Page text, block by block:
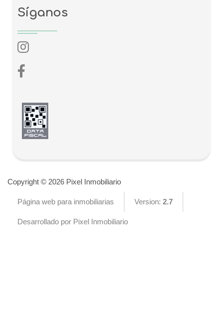
Síganos
Copyright © 2026 Pixel Inmobiliario
Página web para inmobiliarias Version: 2.7
Desarrollado por Pixel Inmobiliario